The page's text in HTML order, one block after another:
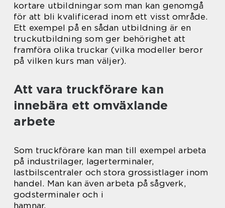
kortare utbildningar som man kan genomgå
för att bli kvalificerad inom ett visst område.
Ett exempel på en sådan utbildning är en
truckutbildning som ger behörighet att
framföra olika truckar (vilka modeller beror
på vilken kurs man väljer).
Att vara truckförare kan
innebära ett omväxlande
arbete
Som truckförare kan man till exempel arbeta
på industrilager, lagerterminaler,
lastbilscentraler och stora grossistlager inom
handel. Man kan även arbeta på sågverk,
godsterminaler och i
hamnar.